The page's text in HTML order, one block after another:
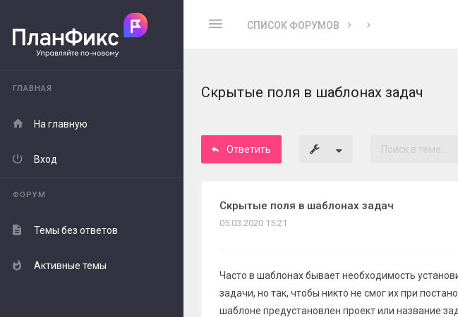
СПИСОК ФОРУМОВ
ГЛАВНАЯ
На главную
Вход
ФОРУМ
Темы без ответов
Активные темы
Скрытые поля в шаблонах задач
Ответить
Скрытые поля в шаблонах задач
05.03.2020 15:21
Часто в шаблонах бывает необходимость
задачи, но так, чтобы никто не смог их при
шаблоне предустановлен проект или название